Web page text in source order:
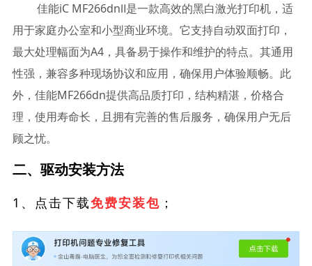
佳能iC MF266dnⅡ是一款高效的黑白激光打印机，适
用于家庭办公室和小型商业环境。它支持自动双面打印，
最大处理幅面为A4，具备易于操作和维护的特点。其通用
性强，兼容多种现场协议和应用，确保用户体验顺畅。此
外，佳能MF266dn提供高品质打印，结构精湛，价格合
理，使用寿命长，且拥有完善的售后服务，确保用户无后
顾之忧。
二、驱动安装方法
1、点击下载免费安装包 ；